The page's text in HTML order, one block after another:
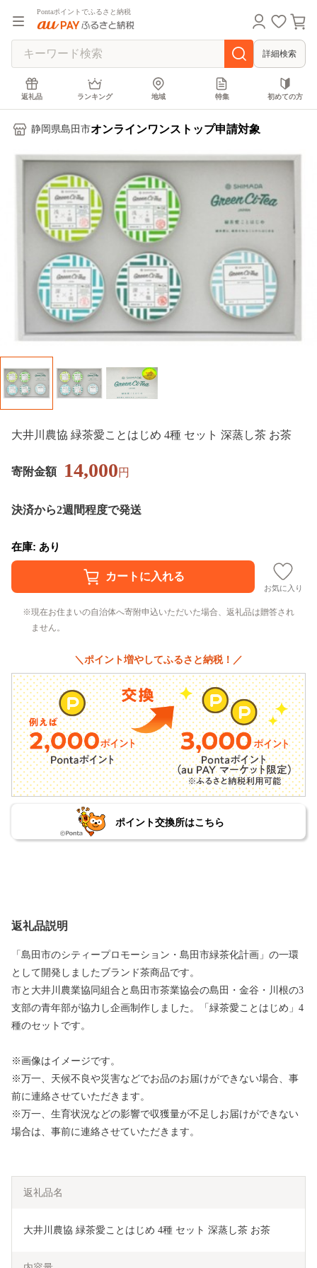
Pontaポイントでふるさと納税
詳細検索
返礼品 ランキング 地域 特集 初めての方
静岡県島田市オンラインワンストップ申請対象
大井川農協 緑茶愛ことはじめ 4種 セット 深蒸し茶 お茶
寄附金額 14,000円
決済から2週間程度で発送
在庫: あり
お気に入り
現在お住まいの自治体へ寄附申込いただいた場合、返礼品は贈答され
ません。
＼ポイント増やしてふるさと納税！／
ポイント交換所はこちら
返礼品説明
「島田市のシティープロモーション・島田市緑茶化計画」の一環
として開発しましたブランド茶商品です。
市と大井川農業協同組合と島田市茶業協会の島田・金谷・川根の3
支部の青年部が協力し企画制作しました。「緑茶愛ことはじめ」4
種のセットです。
※画像はイメージです。
※万一、天候不良や災害などでお品のお届けができない場合、事
前に連絡させていただきます。
※万一、生育状況などの影響で収獲量が不足しお届けができない
場合は、事前に連絡させていただきます。
返礼品名
大井川農協 緑茶愛ことはじめ 4種 セット 深蒸し茶 お茶